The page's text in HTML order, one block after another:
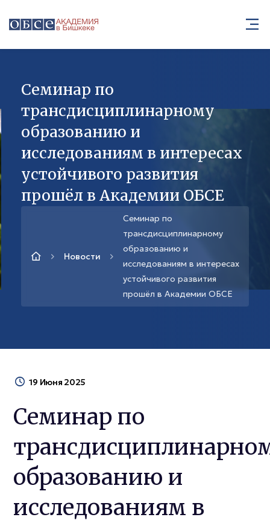
Семинар по
трансдисциплинарному
образованию и
исследованиям в интересах
устойчивого развития
прошёл в Академии ОБСЕ
Новости
Семинар по
трансдисциплинарному
образованию и
исследованиям в интересах
устойчивого развития
прошёл в Академии ОБСЕ
19 Июня 2025
Семинар по
образованию и
исследованиям в